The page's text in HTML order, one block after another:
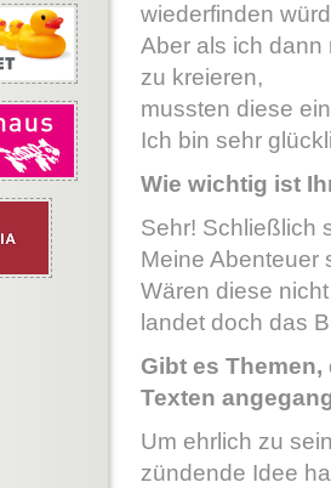
wiederfinden
Aber als ich dann
zu kreieren,
mussten diese
Ich bin sehr
Wie wichtig ist
Sehr! Schließlich
Meine Abenteuer
Wären diese
landet doch das
Gibt es
Texten
Um ehrlich zu
zündende Idee